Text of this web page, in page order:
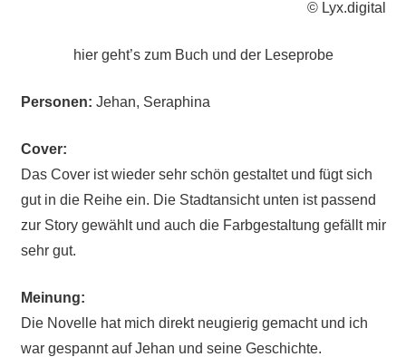
© Lyx.digital
hier geht’s zum Buch und der Leseprobe
Personen: Jehan, Seraphina
Cover:
Das Cover ist wieder sehr schön gestaltet und fügt sich
gut in die Reihe ein. Die Stadtansicht unten ist passend
zur Story gewählt und auch die Farbgestaltung gefällt mir
sehr gut.
Meinung:
Die Novelle hat mich direkt neugierig gemacht und ich
war gespannt auf Jehan und seine Geschichte.